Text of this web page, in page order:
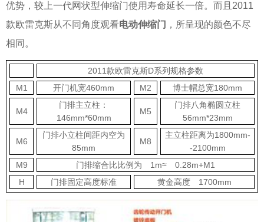
优势，较上一代网状型伸缩门使用寿命延长一倍。而且2011
款欧雷克斯从不同角度观看电动伸缩门 ，所呈现的颜色不尽
相同。
2011款欧雷克斯D系列规格参数
M1
开门机宽460mm M2 博士帽总宽180mm
M4
门排主立柱：
146mm*60mm
M5
门排八角椭圆立柱
56mm*23mm
M6
门排小立柱间距内空为
85mm
M8
主立柱距离为1800mm-
-2100mm
M9
门排缩合比比例为 1m≈ 0.28m+M1
H
门排固定高度标准 黄金高度 1700mm